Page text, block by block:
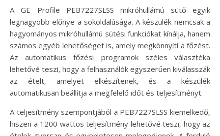
A GE Profile PEB7227SLSS mikróhullámú sütő egyik
legnagyobb előnye a sokoldalúsága. A készülék nemcsak a
hagyományos mikróhullámú sütési funkciókat kínálja, hanem
számos egyéb lehetőséget is, amely megkönnyíti a főzést.
Az automatikus főzési programok széles választéka
lehetővé teszi, hogy a felhasználók egyszerűen kiválasszák
az ételt, amelyet elkészítenek, és a készülék
automatikusan beállítja a megfelelő időt és teljesítményt.
A teljesítmény szempontjából a PEB7227SLSS kiemelkedő,
hiszen a 1200 wattos teljesítmény lehetővé teszi, hogy az